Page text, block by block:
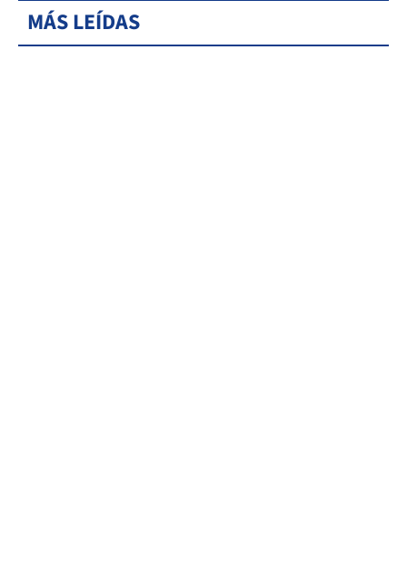
MÁS LEÍDAS